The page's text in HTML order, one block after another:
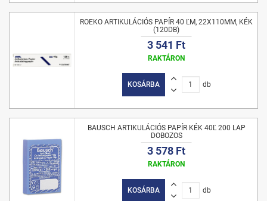
ROEKO ARTIKULÁCIÓS PAPÍR 40 ĽM, 22X110MM, KÉK
(120DB)
3 541 Ft
RAKTÁRON
KOSÁRBA db
BAUSCH ARTIKULÁCIÓS PAPÍR KÉK 40Ľ 200 LAP
DOBOZOS
3 578 Ft
RAKTÁRON
KOSÁRBA db